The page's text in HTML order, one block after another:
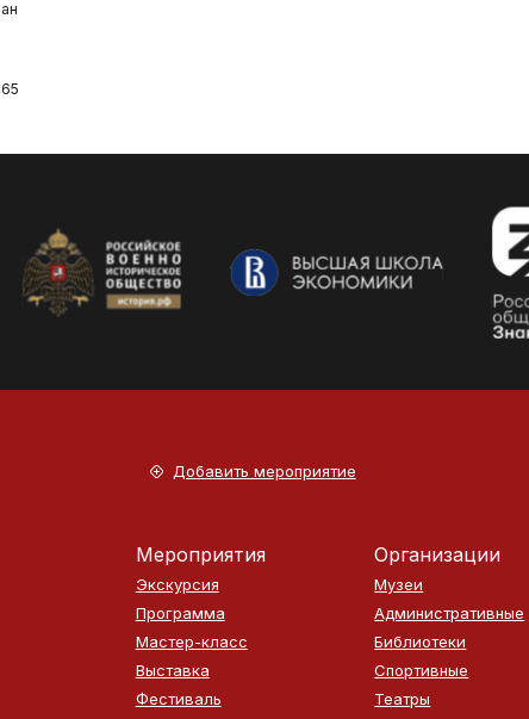
Добавить мероприятие
Мероприятия
Экскурсия
Программа
Мастер-класс
Выставка
Фестиваль
Организации
Музеи
Административные
Библиотеки
Спортивные
Театры